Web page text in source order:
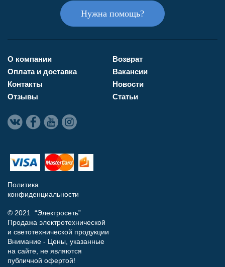
Нужна помощь?
О компании
Оплата и доставка
Контакты
Отзывы
Возврат
Вакансии
Новости
Статьи
Политика
конфиденциальности
© 2021 “Электросеть”
Продажа электротехнической
и светотехнической продукции
Внимание - Цены, указанные
на сайте, не являются
публичной офертой!